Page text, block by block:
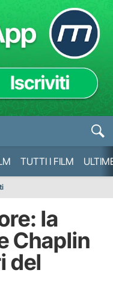
TUTTI I FILM
la
Chaplin
del